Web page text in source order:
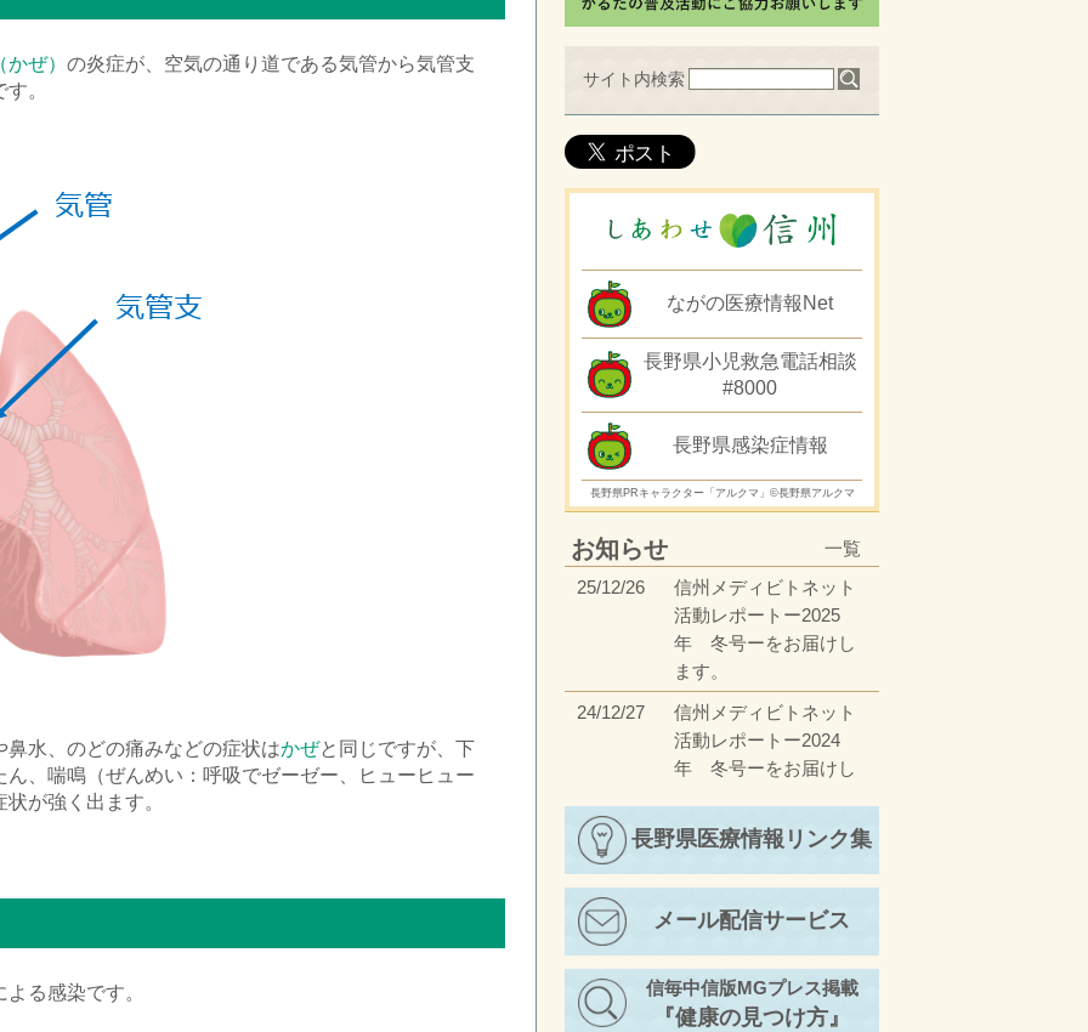
ぜ） の炎症が、空気の通り道である気管から気管支
。
水、のどの痛みなどの症状はかぜと同じですが、下
、喘鳴（ぜんめい：呼吸でゼーゼー、ヒューヒュー
が強く出ます。
る感染です。
サイト内検索
ながの医療情報Net
長野県小児救急電話相談
#8000
長野県感染症情報
長野県PRキャラクター「アルクマ」©長野県アルクマ
一覧
お知らせ
25/12/26
信州メディビトネット
活動レポートー2025
年 冬号ーをお届けし
ます。
24/12/27
信州メディビトネット
活動レポートー2024
年 冬号ーをお届けし
23/12/27
信州メディビトネット
年 冬号ーをお届けし
ます。
23/4/17
信州メディビトネット
活動レポートー2023
年 春号ーをお届けし
長野県医療情報リンク集
メール配信サービス
信毎中信版MGプレス掲載
『健康の見つけ方』